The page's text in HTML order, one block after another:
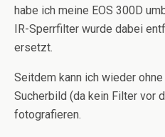
habe ich meine EOS 300D
IR-Sperrfilter wurde dabei
ersetzt.
Seitdem kann ich wieder
Sucherbild (da kein Filter vor
fotografieren.